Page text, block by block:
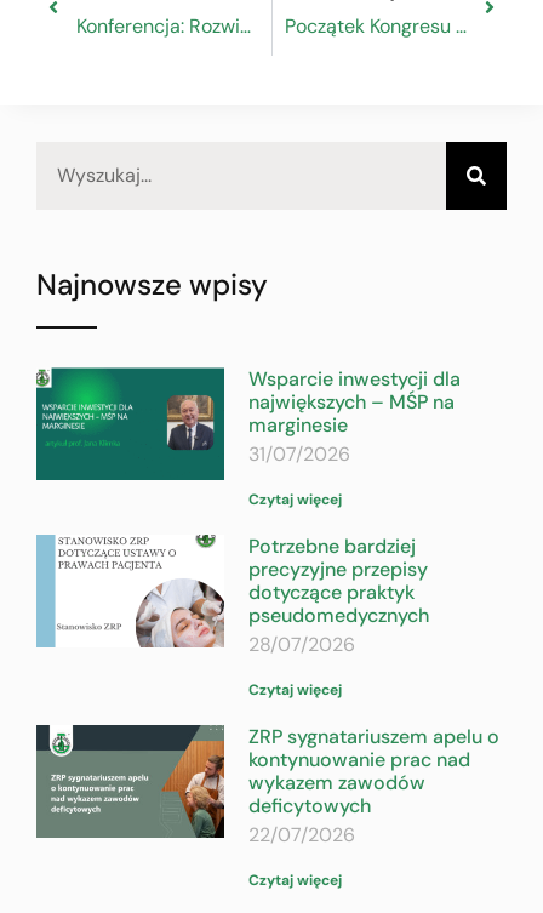
Konferencja: Rozwiązania prawne i możliwości wsparcia dla firm w świetle implementacji Dyrektywy Drugiej Szansy Początek Kongresu Rzemiosła Polskiego, Warszawa 30 maja 2023 r.
Najnowsze wpisy
Wsparcie inwestycji dla
największych – MŚP na
marginesie
31/07/2026
Czytaj więcej
Potrzebne bardziej
precyzyjne przepisy
dotyczące praktyk
pseudomedycznych
28/07/2026
Czytaj więcej
ZRP sygnatariuszem apelu o
kontynuowanie prac nad
wykazem zawodów
deficytowych
22/07/2026
Czytaj więcej